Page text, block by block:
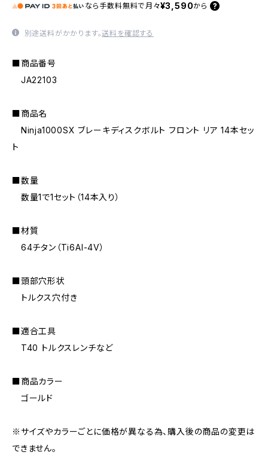
なら 手数料無料で 月々¥3,590から
別途送料がかかります。送料を確認する
■商品番号
JA22103
■商品名
Ninja1000SX ブレーキディスクボルト フロント リア 14本セッ
ト
■数量
数量1で1セット（14本入り）
■材質
64チタン（Ti6AI-4V）
■頭部穴形状
トルクス穴付き
■適合工具
T40 トルクスレンチなど
■商品カラー
ゴールド
※サイズやカラーごとに価格が異なる為、購入後の商品の変更は
できません。